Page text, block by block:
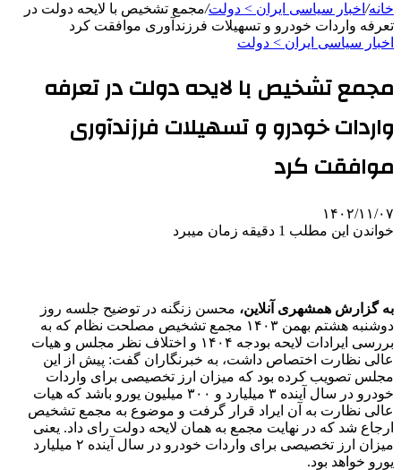
خانه/ اخبار سیاسی ایران > دولت/مجمع تشخیص با لایحه دولت در
تعرفه واردات خودرو و تسهیلات فرزندآوری موافقت کرد
اخبار سیاسی ایران > دولت
مجمع تشخیص با لایحه دولت در تعرفه
واردات خودرو و تسهیلات فرزندآوری
موافقت کرد
۱۴۰۲/۱۱/۰۷
خواندن این مطلب 1 دقیقه زمان میبرد
به گزارش همشهری آنلاین، محسن زنگنه در توضیح جلسه روز
دوشنبه هشتم بهمن ۱۴۰۳ مجمع تشخیص مصلحت نظام که به
بررسی ایرادات لایحه بودجه ۱۴۰۴ و اختلاف نظر مجلس و هیات
عالی نظارت اختصاص داشت، به خبرنگاران گفت: پیش از این
مجلس تصویب کرده بود که میزان ارز تخصیصی برای واردات
خودرو در سال آینده ۳ میلیارد و ۳۰۰ میلیون یورو باشد که هیات
عالی نظارت به آن ایراد قرار گرفت و موضوع به مجمع تشخیص
ارجاع شد که در نهایت مجمع به همان لایحه دولت رای داد. یعنی
میزان ارز تخصیصی برای واردات خودرو در سال آینده ۲ میلیارد
یورو خواهد بود.